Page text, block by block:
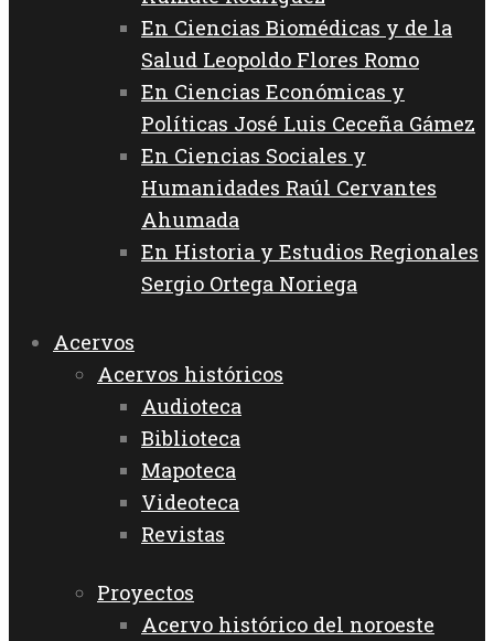
En Ciencias Biomédicas y de la
Salud Leopoldo Flores Romo
En Ciencias Económicas y
Políticas José Luis Ceceña Gámez
En Ciencias Sociales y
Humanidades Raúl Cervantes
Ahumada
En Historia y Estudios Regionales
Sergio Ortega Noriega
Acervos
Acervos históricos
Audioteca
Biblioteca
Mapoteca
Videoteca
Revistas
Proyectos
Acervo histórico del noroeste